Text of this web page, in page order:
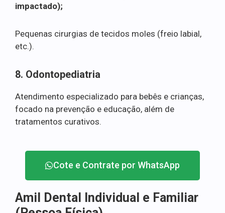
impactado);
Pequenas cirurgias de tecidos moles (freio labial,
etc.).
8. Odontopediatria
Atendimento especializado para bebês e crianças,
focado na prevenção e educação, além de
tratamentos curativos.
Cote e Contrate por WhatsApp
Amil Dental Individual e Familiar